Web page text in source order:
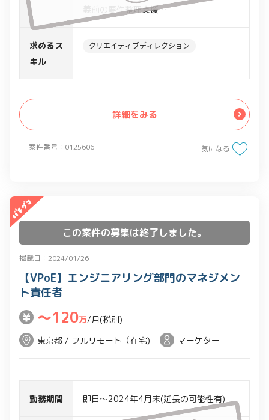
案件番号：0125606
義前の要件整理支援
・既存サイト規模は200ページ程度
・既存サイトに対し、調査、分析、画面
ーザーフロー作成
作成、サイト内の基本ナビゲーション設
・想定ツール：Google スプレッドシー
ト、スライド、ドキュメント、Figma
求めるス
キル
クリエイティブディレクション
詳細をみる
気になる
この案件の募集は終了しました。
掲載日：2024/01/26
【VPoE】エンジニアリング部門のマネジメン
ト責任者
〜120万/月(税別)
東京都 / フルリモート（在宅)
マーケター
勤務期間 即日～2024年4月末(延長の可能性有)